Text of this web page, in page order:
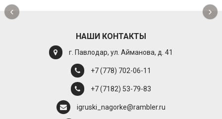
‹ ›
НАШИ КОНТАКТЫ
г. Павлодар, ул. Айманова, д. 41
+7 (778) 702-06-11
+7 (7182) 53-79-83
igruski_nagorke@rambler.ru